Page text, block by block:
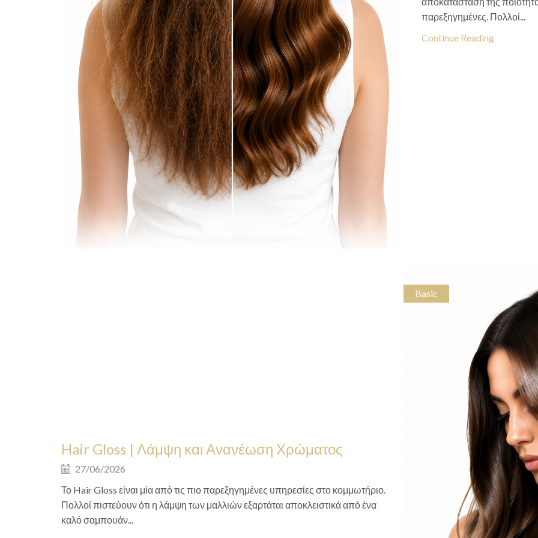
παρεξηγημένες. Πολλοί...
Continue Reading
Basic
Hair Gloss | Λάμψη και Ανανέωση Χρώματος
27/06/2026
Το Hair Gloss είναι μία από τις πιο παρεξηγημένες υπηρεσίες στο κομμωτήριο.
Πολλοί πιστεύουν ότι η λάμψη των μαλλιών εξαρτάται αποκλειστικά από ένα
καλό σαμπουάν...